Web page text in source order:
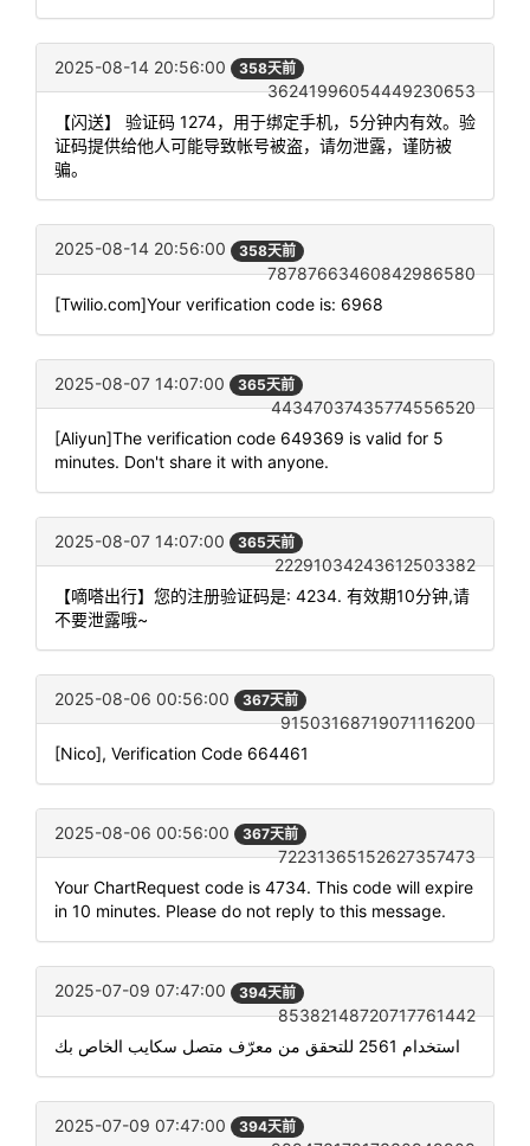
2025-08-14 20:56:00 358天前
36241996054449230653
【闪送】 验证码 1274，用于绑定手机，5分钟内有效。验
证码提供给他人可能导致帐号被盗，请勿泄露，谨防被
骗。
2025-08-14 20:56:00 358天前
78787663460842986580
[Twilio.com]Your verification code is: 6968
2025-08-07 14:07:00 365天前
44347037435774556520
[Aliyun]The verification code 649369 is valid for 5
minutes. Don't share it with anyone.
2025-08-07 14:07:00 365天前
22291034243612503382
【嘀嗒出行】您的注册验证码是: 4234. 有效期10分钟,请
不要泄露哦~
2025-08-06 00:56:00 367天前
91503168719071116200
[Nico], Verification Code 664461
2025-08-06 00:56:00 367天前
72231365152627357473
Your ChartRequest code is 4734. This code will expire
in 10 minutes. Please do not reply to this message.
2025-07-09 07:47:00 394天前
85382148720717761442
استخدام 2561 للتحقق من معرّف متصل سكايب الخاص بك
2025-07-09 07:47:00 394天前